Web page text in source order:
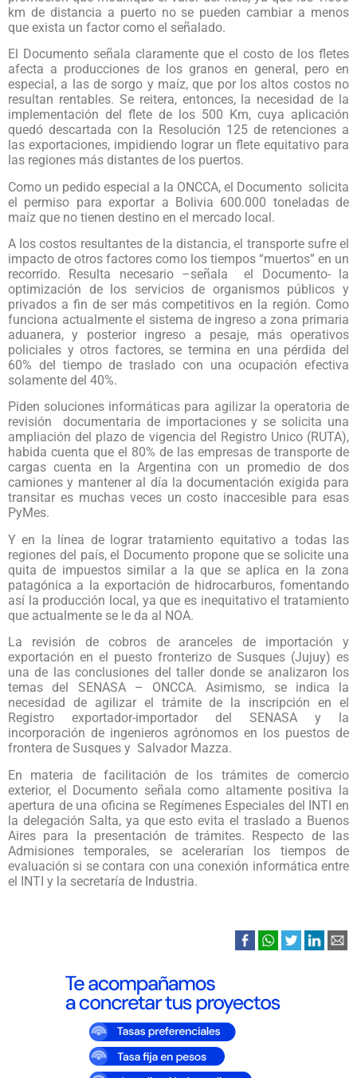
km de distancia a puerto no se pueden cambiar a menos
que exista un factor como el señalado.
El Documento señala claramente que el costo de los fletes
afecta a producciones de los granos en general, pero en
especial, a las de sorgo y maíz, que por los altos costos no
resultan rentables. Se reitera, entonces, la necesidad de la
implementación del flete de los 500 Km, cuya aplicación
quedó descartada con la Resolución 125 de retenciones a
las exportaciones, impidiendo lograr un flete equitativo para
las regiones más distantes de los puertos.
Como un pedido especial a la ONCCA, el Documento solicita
el permiso para exportar a Bolivia 600.000 toneladas de
maíz que no tienen destino en el mercado local.
A los costos resultantes de la distancia, el transporte sufre el
impacto de otros factores como los tiempos “muertos” en un
recorrido. Resulta necesario –señala el Documento- la
optimización de los servicios de organismos públicos y
privados a fin de ser más competitivos en la región. Como
funciona actualmente el sistema de ingreso a zona primaria
aduanera, y posterior ingreso a pesaje, más operativos
policiales y otros factores, se termina en una pérdida del
60% del tiempo de traslado con una ocupación efectiva
solamente del 40%.
Piden soluciones informáticas para agilizar la operatoria de
revisión documentaria de importaciones y se solicita una
ampliación del plazo de vigencia del Registro Unico (RUTA),
habida cuenta que el 80% de las empresas de transporte de
cargas cuenta en la Argentina con un promedio de dos
camiones y mantener al día la documentación exigida para
transitar es muchas veces un costo inaccesible para esas
PyMes.
Y en la línea de lograr tratamiento equitativo a todas las
regiones del país, el Documento propone que se solicite una
quita de impuestos similar a la que se aplica en la zona
patagónica a la exportación de hidrocarburos, fomentando
así la producción local, ya que es inequitativo el tratamiento
que actualmente se le da al NOA.
La revisión de cobros de aranceles de importación y
exportación en el puesto fronterizo de Susques (Jujuy) es
una de las conclusiones del taller donde se analizaron los
temas del SENASA – ONCCA. Asimismo, se indica la
necesidad de agilizar el trámite de la inscripción en el
Registro exportador-importador del SENASA y la
incorporación de ingenieros agrónomos en los puestos de
frontera de Susques y Salvador Mazza.
En materia de facilitación de los trámites de comercio
exterior, el Documento señala como altamente positiva la
apertura de una oficina se Regímenes Especiales del INTI en
la delegación Salta, ya que esto evita el traslado a Buenos
Aires para la presentación de trámites. Respecto de las
Admisiones temporales, se acelerarían los tiempos de
evaluación si se contara con una conexión informática entre
el INTI y la secretaría de Industria.